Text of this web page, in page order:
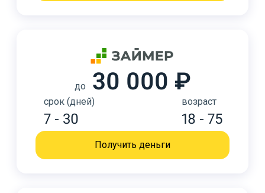
до 30 000 ₽
срок (дней)
7 - 30
возраст
18 - 75
Получить деньги